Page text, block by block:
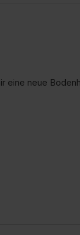
eine neue